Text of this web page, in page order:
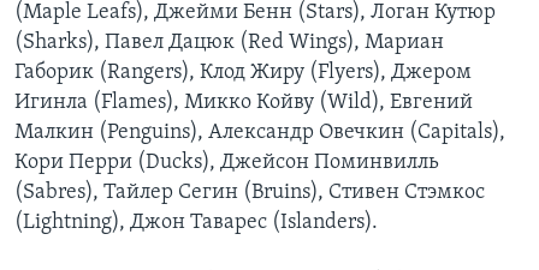
(Maple Leafs), Джейми Бенн (Stars), Логан Кутюр
(Sharks), Павел Дацюк (Red Wings), Мариан
Габорик (Rangers), Клод Жиру (Flyers), Джером
Игинла (Flames), Микко Койву (Wild), Евгений
Малкин (Penguins), Александр Овечкин (Capitals),
Кори Перри (Ducks), Джейсон Поминвилль
(Sabres), Тайлер Сегин (Bruins), Стивен Стэмкос
(Lightning), Джон Таварес (Islanders).